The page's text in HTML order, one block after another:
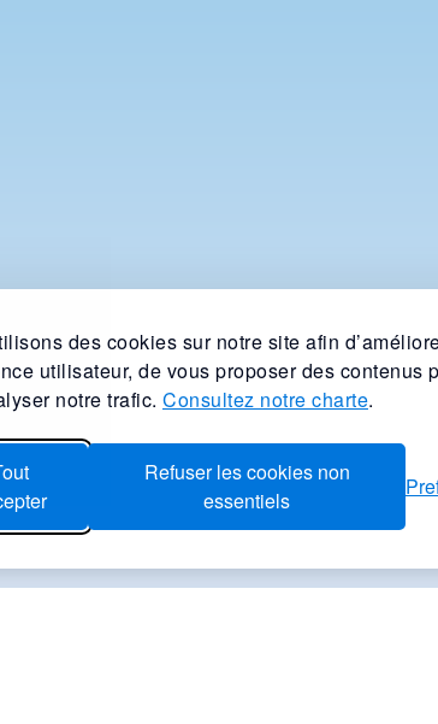
des cookies sur notre site afin
utilisateur, de vous proposer des contenus
notre trafic. Consultez notre charte.
Refuser les cookies non
essentiels